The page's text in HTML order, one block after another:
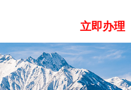
立即办理